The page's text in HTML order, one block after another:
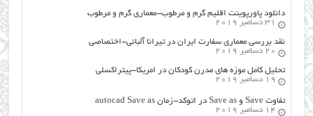
دانلود پاورپوینت اقلیم گرم و مرطوب-معماری گرم و مرطوب
31 دسامبر 2019
نقد بررسی معماری سفارت ایران در تیرانا آلبانی-اختصاصی
20 دسامبر 2019
تحلیل کامل موزه های مدرن کودکان در امریکا-پیتراکسلی
19 دسامبر 2019
تفاوت Save و Save as در اتوکد-زمان autocad Save as
14 دسامبر 2019